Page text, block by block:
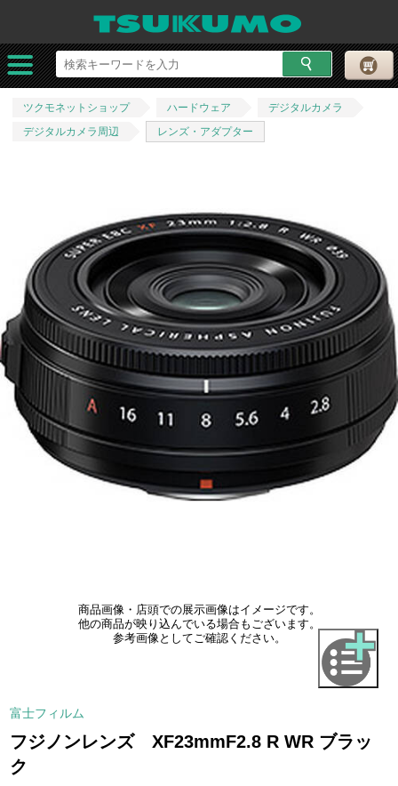
ツクモネットショップ ハードウェア
デジタルカメラ
デジタルカメラ周辺
レンズ・アダプター
商品画像・店頭での展示画像はイメージです。
他の商品が映り込んでいる場合もございます。
参考画像としてご確認ください。
富士フィルム
フジノンレンズ XF23mmF2.8 R WR ブラッ
ク